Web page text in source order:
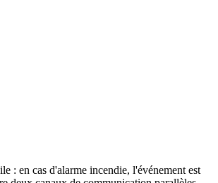
: en cas d'alarme incendie, l'événement est